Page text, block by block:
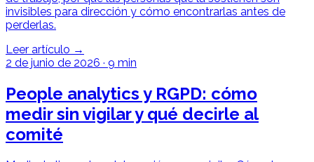
invisibles para dirección y cómo encontrarlas antes de
perderlas.
Leer artículo →
2 de junio de 2026 · 9 min
People analytics y RGPD: cómo
medir sin vigilar y qué decirle al
comité